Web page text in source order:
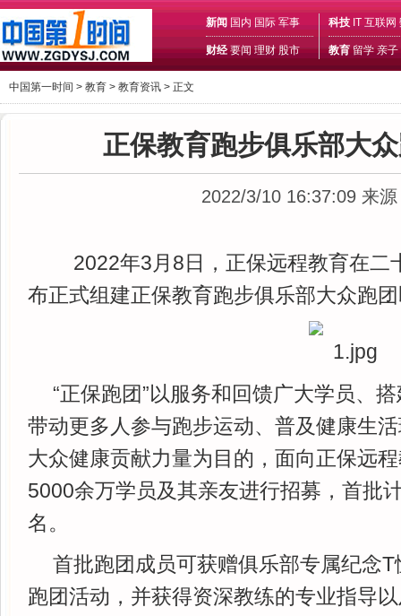
新闻 国内 国际 军事
财经 要闻 理财 股市
科技 IT 互联网
教育 留学 亲子
中国第一时间 > 教育 > 教育资讯 > 正文
正保教育跑步俱乐部大
2022/3/10 16:37:09 来
2022年3月8日，正保远程教育在二
布正式组建正保教育跑步俱乐部大众跑团
“正保跑团”以服务和回馈广大学员、
带动更多人参与跑步运动、普及健康生
大众健康贡献力量为目的，面向正保远
5000余万学员及其亲友进行招募，首批
名。
首批跑团成员可获赠俱乐部专属纪念
跑团活动，并获得资深教练的专业指导